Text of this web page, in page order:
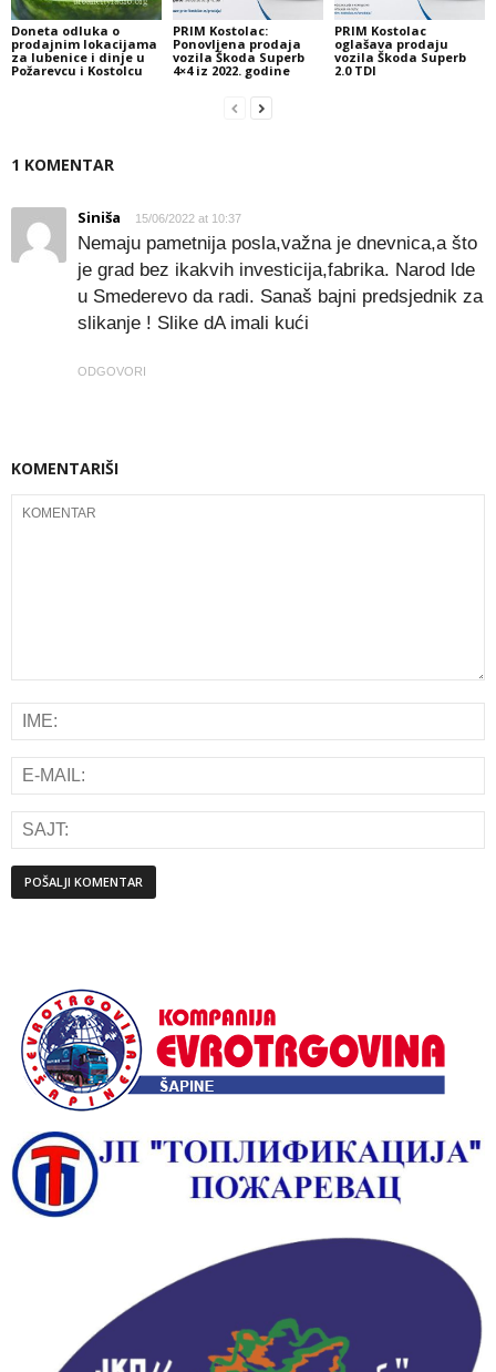
Doneta odluka o
prodajnim lokacijama
za lubenice i dinje u
Požarevcu i Kostolcu
PRIM Kostolac:
Ponovljena prodaja
vozila Škoda Superb
4×4 iz 2022. godine
PRIM Kostolac
oglašava prodaju
vozila Škoda Superb
2.0 TDI
1 KOMENTAR
Siniša 15/06/2022 at 10:37
Nemaju pametnija posla,važna je dnevnica,a što
je grad bez ikakvih investicija,fabrika. Narod lde
u Smederevo da radi. Sanaš bajni predsjednik za
slikanje ! Slike dA imali kući
ODGOVORI
KOMENTARIŠI